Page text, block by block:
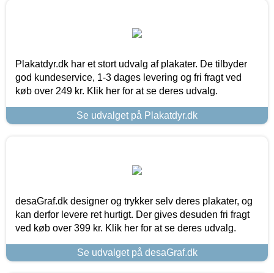
Plakatdyr.dk har et stort udvalg af plakater. De tilbyder
god kundeservice, 1-3 dages levering og fri fragt ved
køb over 249 kr. Klik her for at se deres udvalg.
Se udvalget på Plakatdyr.dk
desaGraf.dk designer og trykker selv deres plakater, og
kan derfor levere ret hurtigt. Der gives desuden fri fragt
ved køb over 399 kr. Klik her for at se deres udvalg.
Se udvalget på desaGraf.dk